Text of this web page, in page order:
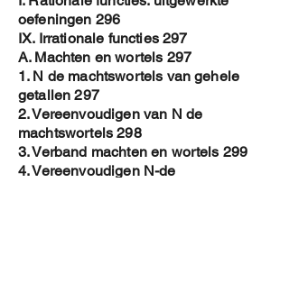
oefeningen 296
IX. Irrationale functies 297
A. Machten en wortels 297
1. N de machtswortels van gehele
getallen 297
2. Vereenvoudigen van N de
machtswortels 298
3. Verband machten en wortels 299
4. Vereenvoudigen N-de